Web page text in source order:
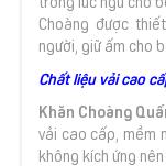
Choàng được
người, giữ ấm cho
Chất liệu vải cao
Khăn Choàng
vải cao cấp, mềm
không kích ứng